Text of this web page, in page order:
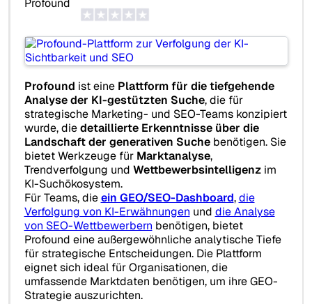
Profound ist eine Plattform für die tiefgehende
Analyse der KI-gestützten Suche, die für
strategische Marketing- und SEO-Teams konzipiert
wurde, diedetaillierte Erkenntnisse über die
Landschaft der generativen Suchebenötigen. Sie
bietet Werkzeuge für Marktanalyse,
Trendverfolgung und Wettbewerbsintelligenzim
KI-Suchökosystem.
Für Teams, dieein GEO/SEO-Dashboard,die
Verfolgung von KI-Erwähnungen und die Analyse
von SEO-Wettbewerbern benötigen, bietet
Profound eine außergewöhnliche analytische Tiefe
für strategische Entscheidungen. Die Plattform
eignet sich ideal für Organisationen, die
umfassende Marktdaten benötigen, um ihre GEO-
Strategie auszurichten.